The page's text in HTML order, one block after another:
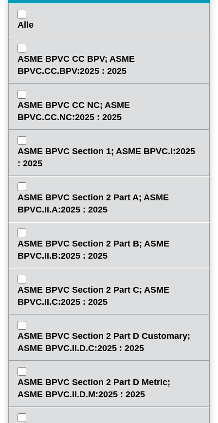
Alle
ASME BPVC CC BPV; ASME
BPVC.CC.BPV:2025 : 2025
ASME BPVC CC NC; ASME
BPVC.CC.NC:2025 : 2025
ASME BPVC Section 1; ASME BPVC.I:2025
: 2025
ASME BPVC Section 2 Part A; ASME
BPVC.II.A:2025 : 2025
ASME BPVC Section 2 Part B; ASME
BPVC.II.B:2025 : 2025
ASME BPVC Section 2 Part C; ASME
BPVC.II.C:2025 : 2025
ASME BPVC Section 2 Part D Customary;
ASME BPVC.II.D.C:2025 : 2025
ASME BPVC Section 2 Part D Metric;
ASME BPVC.II.D.M:2025 : 2025